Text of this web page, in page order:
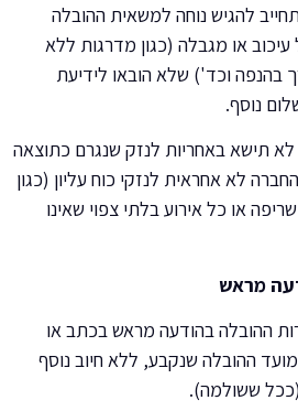
להגיש נוחה למשאית ההובלה
או מגבלה (כגון מדרגות ללא
בהנפה וכד') שלא הובאו לידיעת
נוסף.
תישא באחריות לנזק שנגרם כתוצאה
לא אחראית לנזקי כוח עליון (כגון
או כל אירוע בלתי צפוי שאינו
מראש
ההובלה בהודעה מראש בכתב או
לפני מועד ההובלה שנקבע, ללא חיוב נוסף
ששולמה).